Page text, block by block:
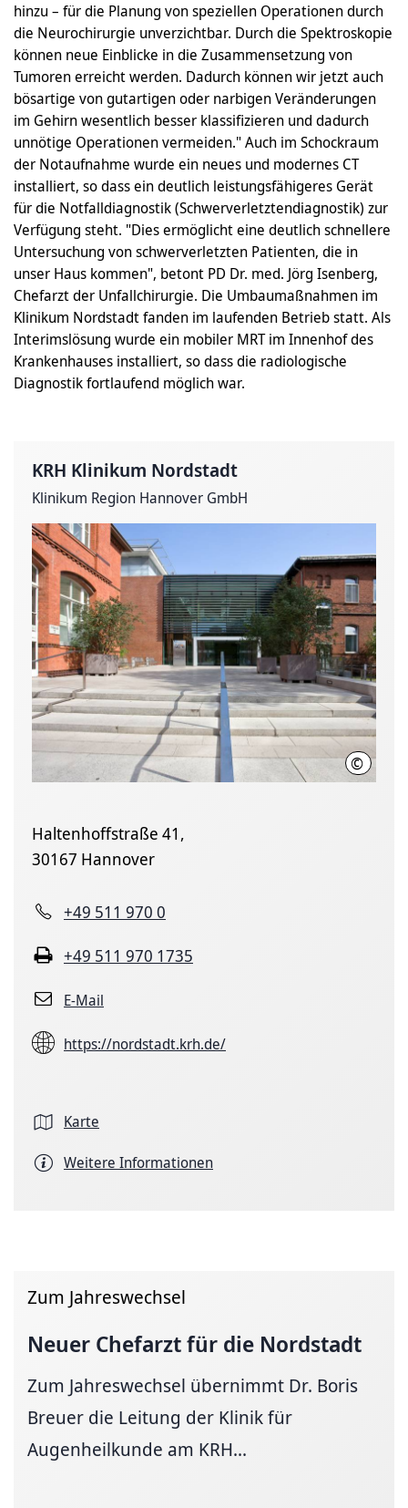
hinzu – für die Planung von speziellen Operationen durch
die Neurochirurgie unverzichtbar. Durch die Spektroskopie
können neue Einblicke in die Zusammensetzung von
Tumoren erreicht werden. Dadurch können wir jetzt auch
bösartige von gutartigen oder narbigen Veränderungen
im Gehirn wesentlich besser klassifizieren und dadurch
unnötige Operationen vermeiden." Auch im Schockraum
der Notaufnahme wurde ein neues und modernes CT
installiert, so dass ein deutlich leistungsfähigeres Gerät
für die Notfalldiagnostik (Schwerverletztendiagnostik) zur
Verfügung steht. "Dies ermöglicht eine deutlich schnellere
Untersuchung von schwerverletzten Patienten, die in
unser Haus kommen", betont PD Dr. med. Jörg Isenberg,
Chefarzt der Unfallchirurgie. Die Umbaumaßnahmen im
Klinikum Nordstadt fanden im laufenden Betrieb statt. Als
Interimslösung wurde ein mobiler MRT im Innenhof des
Krankenhauses installiert, so dass die radiologische
Diagnostik fortlaufend möglich war.
KRH Klinikum Nordstadt
Klinikum Region Hannover GmbH
© KRH
Haltenhoffstraße 41,
30167 Hannover
+49 511 970 0
+49 511 970 1735
E-Mail
https://nordstadt.krh.de/
Karte
Weitere Informationen
Zum Jahreswechsel
Neuer Chefarzt für die Nordstadt
Zum Jahreswechsel übernimmt Dr. Boris
Breuer die Leitung der Klinik für
Augenheilkunde am KRH...